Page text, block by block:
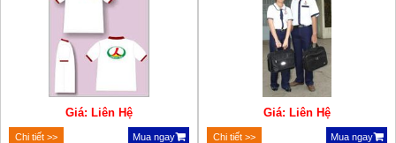
Giá: Liên Hệ
Chi tiết >> Mua ngay
Giá: Liên Hệ
Chi tiết >> Mua ngay